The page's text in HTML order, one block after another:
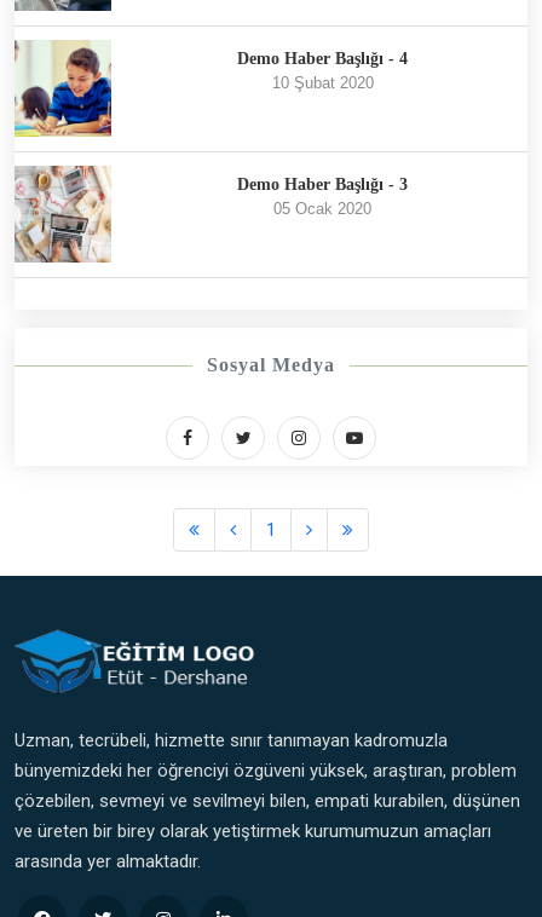
Demo Haber Başlığı - 4
10 Şubat 2020
Demo Haber Başlığı - 3
05 Ocak 2020
Sosyal Medya
1
Uzman, tecrübeli, hizmette sınır tanımayan kadromuzla
bünyemizdeki her öğrenciyi özgüveni yüksek, araştıran, problem
çözebilen, sevmeyi ve sevilmeyi bilen, empati kurabilen, düşünen
ve üreten bir birey olarak yetiştirmek kurumumuzun amaçları
arasında yer almaktadır.